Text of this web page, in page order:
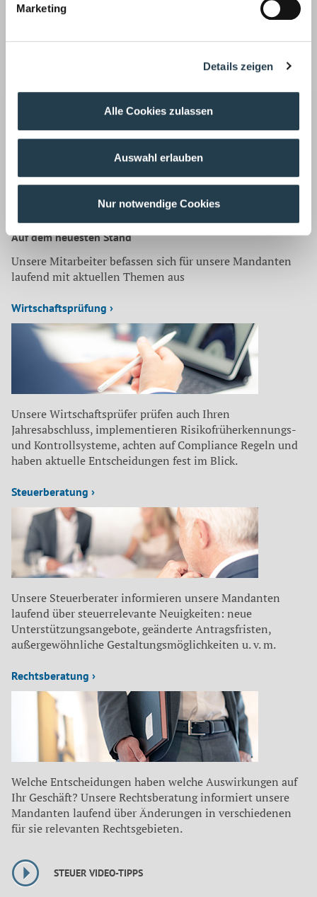
Marketing
Details zeigen
Alle Cookies zulassen
Auswahl erlauben
Nur notwendige Cookies
mehr nachreichen.
Quelle:Baumagazin
Jennifer Telle
Fax: 02166 971-200
jtelle@wws-mg.de
Zurück
Auf dem neuesten Stand
Unsere Mitarbeiter befassen sich für unsere Mandanten
laufend mit aktuellen Themen aus
Wirtschaftsprüfung ›
Unsere Wirtschaftsprüfer prüfen auch Ihren
Jahresabschluss, implementieren Risikofrüherkennungs-
und Kontrollsysteme, achten auf Compliance Regeln und
haben aktuelle Entscheidungen fest im Blick.
Steuerberatung ›
Unsere Steuerberater informieren unsere Mandanten
laufend über steuerrelevante Neuigkeiten: neue
Unterstützungsangebote, geänderte Antragsfristen,
außergewöhnliche Gestaltungsmöglichkeiten u. v. m.
Rechtsberatung ›
Welche Entscheidungen haben welche Auswirkungen auf
Ihr Geschäft? Unsere Rechtsberatung informiert unsere
Mandanten laufend über Änderungen in verschiedenen
für sie relevanten Rechtsgebieten.
STEUER VIDEO-TIPPS